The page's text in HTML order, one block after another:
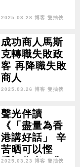
2025.03.28 博客 隻抽俠
成功商人馬斯
克轉職失敗政
客 再降職失敗
商人
2025.03.26 博客 隻抽俠
聲光伴讀
《「盡量為香
港講好話」 辛
苦晒可以慳
番》作者︰隻
2025.03.23 博客 隻抽俠